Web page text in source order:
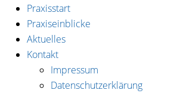
Praxisstart
Praxiseinblicke
Aktuelles
Kontakt
Impressum
Datenschutzerklärung